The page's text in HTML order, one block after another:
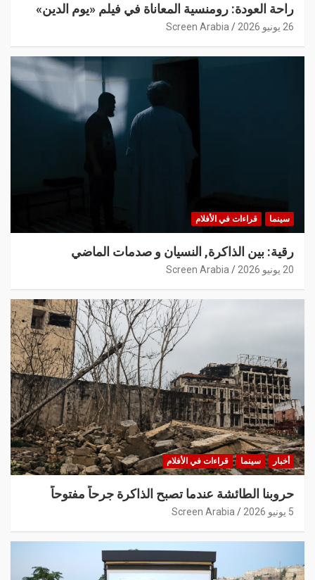
راحة العودة: رومنسية المعاناة في فيلم «يوم الدين»
26 يونيو 2026 Screen Arabia
سينما قراءات في الأفلام
رقية: بين الذاكرة, النسيان و صدمات الماضي
20 يونيو 2026 Screen Arabia
أخبار سينما قراءات في الأفلام
حروبنا الطائشة عندما تصبح الذاكرة جرحاً مفتوحاً
5 يونيو 2026 Screen Arabia